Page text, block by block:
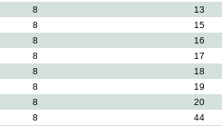
8
13
8
15
8
16
8
17
8
18
8
19
8
20
8
44